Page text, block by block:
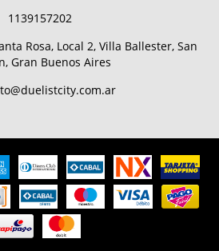
1139157202
Rosa, Local 2, Villa Ballester, San
Gran Buenos Aires